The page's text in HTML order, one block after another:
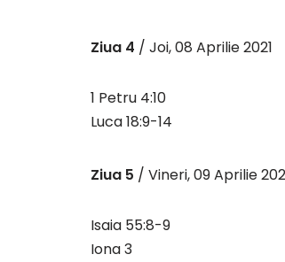
Ziua 4 / Joi, 08 Aprilie 2021
1 Petru 4:10
Luca 18:9-14
Ziua 5 / Vineri, 09 Aprilie
Isaia 55:8-9
Iona 3